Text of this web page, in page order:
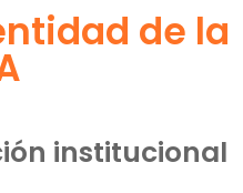
de la
institucional